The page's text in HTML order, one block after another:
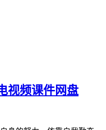
视频课件网盘